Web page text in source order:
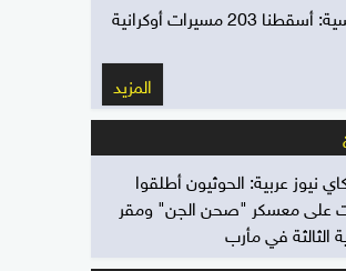
وزارة الدفاع الروسية: أسقطنا 203 مسيرات أوكرانية
المزيد
نيوز عربية: الحوثيون أطلقوا
على معسكر "صحن الجن" ومقر
الثالثة في مأرب